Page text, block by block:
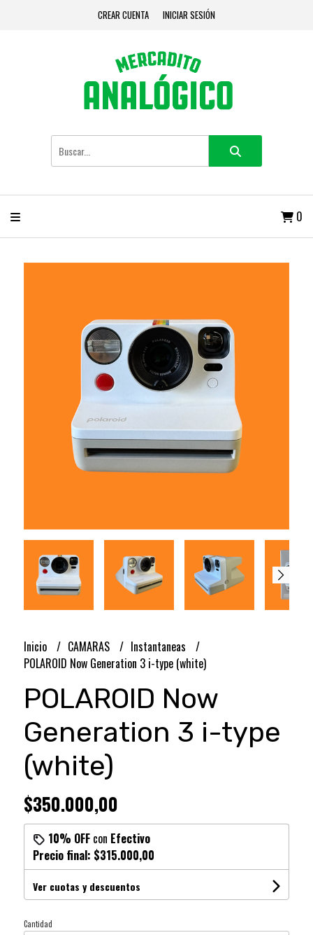
CREAR CUENTA INICIAR SESIÓN
0
Inicio CAMARAS
Instantaneas
POLAROID Now Generation 3 i-type (white)
POLAROID Now
Generation 3 i-type
(white)
$350.000,00
10% OFFcon Efectivo
Precio final: $315.000,00
Ver cuotas y descuentos
Cantidad